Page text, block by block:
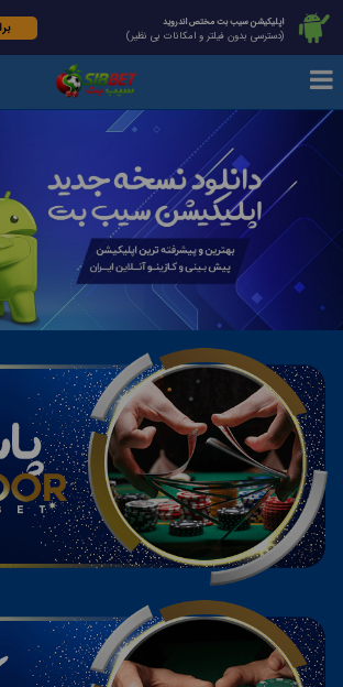
اپلیکیشن سیب بت مختص اندروید
(دسترسی بدون فیلتر و امکانات بی نظیر)